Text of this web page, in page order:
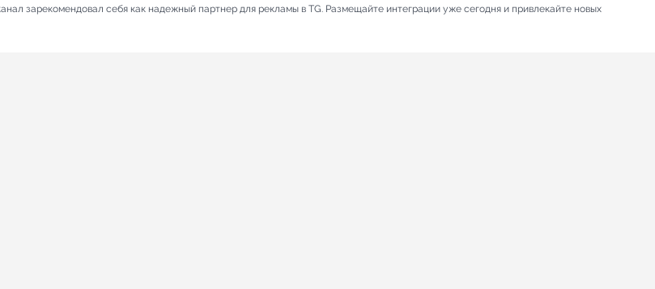
зарекомендовал себя как надежный партнер для рекламы в TG. Размещайте интеграции уже сегодня и привлекайте новых